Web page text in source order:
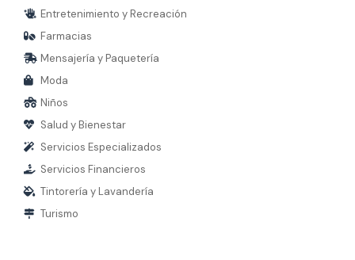
Entretenimiento y Recreación
Farmacias
Mensajería y Paquetería
Moda
Niños
Salud y Bienestar
Servicios Especializados
Servicios Financieros
Tintorería y Lavandería
Turismo